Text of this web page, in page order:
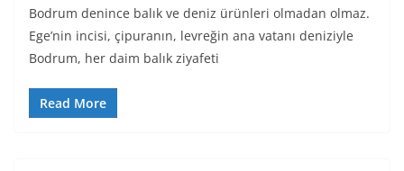
Bodrum denince balık ve deniz ürünleri olmadan olmaz.
Ege’nin incisi, çipuranın, levreğin ana vatanı deniziyle
Bodrum, her daim balık ziyafeti
Read More